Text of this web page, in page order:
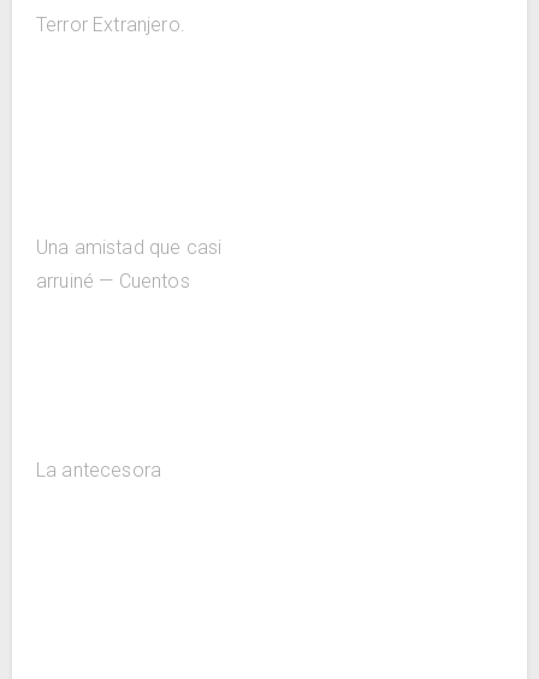
Terror Extranjero.
Una amistad que casi
arruiné — Cuentos
La antecesora